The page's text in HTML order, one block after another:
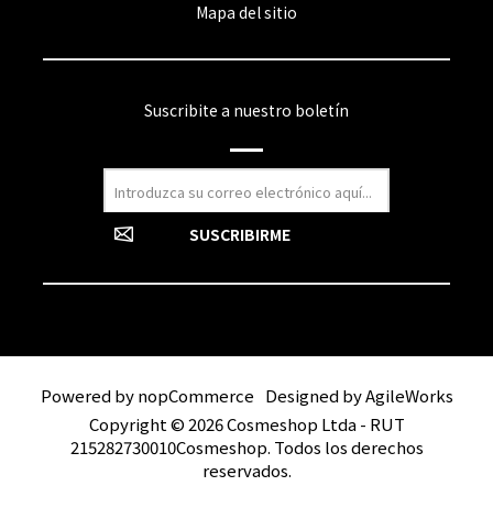
Mapa del sitio
Suscribite a nuestro boletín
Powered bynopCommerce Designed byAgileWorks
Copyright © 2026 Cosmeshop Ltda - RUT
215282730010Cosmeshop. Todos los derechos
reservados.